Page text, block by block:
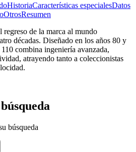
HistoriaCaracterísticas especialesDatos
OtrosResumen
de la marca al mundo
décadas. Diseñado en los años 80 y
combina ingeniería avanzada,
atrayendo tanto a coleccionistas
búsqueda